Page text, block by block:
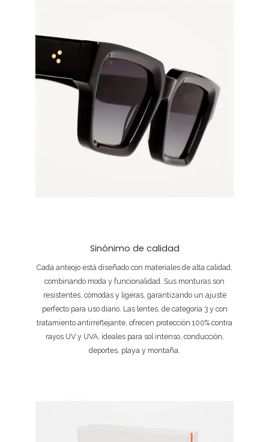
Sinónimo de calidad
Cada anteojo está diseñado con materiales de alta calidad,
combinando moda y funcionalidad. Sus monturas son
resistentes, cómodas y ligeras, garantizando un ajuste
perfecto para uso diario. Las lentes, de categoría 3 y con
tratamiento antirreflejante, ofrecen protección 100% contra
rayos UV y UVA, ideales para sol intenso, conducción,
deportes, playa y montaña.